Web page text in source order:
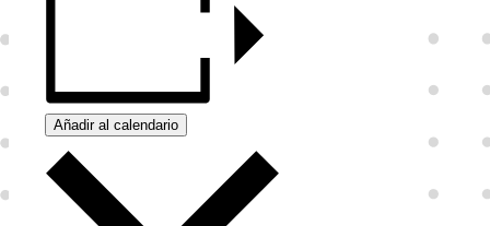
Añadir al calendario